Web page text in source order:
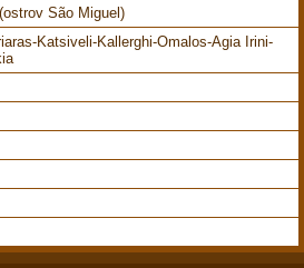
São Miguel)
Katsiveli-Kallerghi-Omalos-Agia Irini-